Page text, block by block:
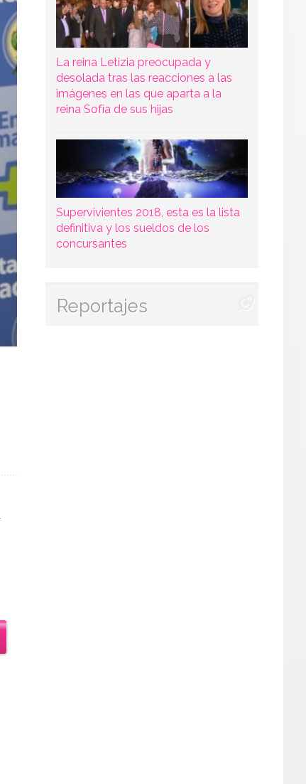
La reina Letizia preocupada y
desolada tras las reacciones a las
imágenes en las que aparta a la
reina Sofía de sus hijas
Supervivientes 2018, esta es la lista
definitiva y los sueldos de los
concursantes
Reportajes